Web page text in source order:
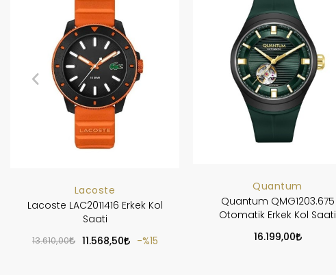
Lacoste
Lacoste LAC2011416 Erkek Kol
Saati
13.610,00 11.568,50 %15
Quantum
Quantum QMG1203.675
Otomatik Erkek Kol Saati
16.199,00